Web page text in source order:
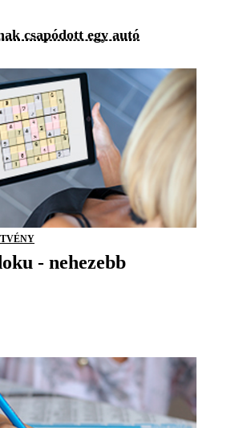
csapódott egy autó
- nehezebb